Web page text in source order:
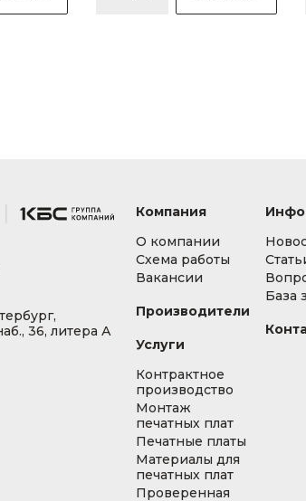
36, литера А
Компания
О компании
Схема работы
Вакансии
Производители
Услуги
Контрактное
производство
Монтаж
печатных плат
Печатные платы
Материалы для
печатных плат
Проверенная
База